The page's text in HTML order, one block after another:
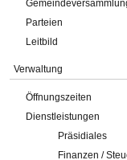
Parteien
Leitbild
Verwaltung
Öffnungszeiten
Dienstleistungen
Präsidiales
Finanzen /